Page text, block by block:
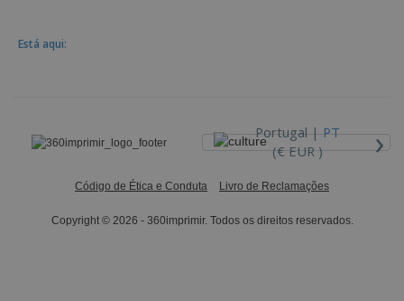
Está aqui:
Portugal |PT
(€ EUR )
›
Código de Ética e Conduta Livro de Reclamações
Copyright © 2026 - 360imprimir. Todos os direitos reservados.